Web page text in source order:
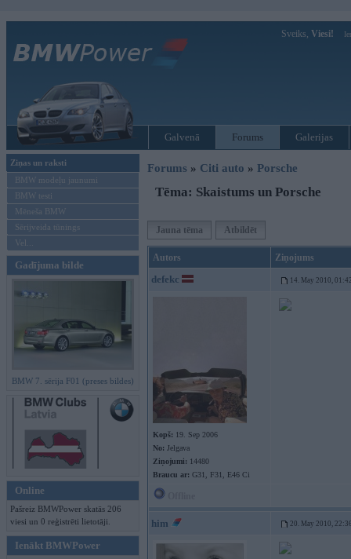
Sveiks, Viesi!
Galvenā Forums Galerijas
Ziņas un raksti
BMW modeļu jaunumi
BMW testi
Mēneša BMW
Sērijveida tūnings
Vel...
Gadījuma bilde
BMW 7. sērija F01 (preses bildes)
Online
Pašreiz BMWPower skatās 206
viesi un 0 reģistrēti lietotāji.
Ienākt BMWPower
Forums » Citi auto » Porsche
Tēma: Skaistums un Porsche
Jauna tēma Atbildēt
Autors Ziņojums
defekc 14. May 2010,
Kopš: 19. Sep 2006
No: Jelgava
Ziņojumi: 14480
Braucu ar: G31, F31, E46 Ci
him 20. May 2010,